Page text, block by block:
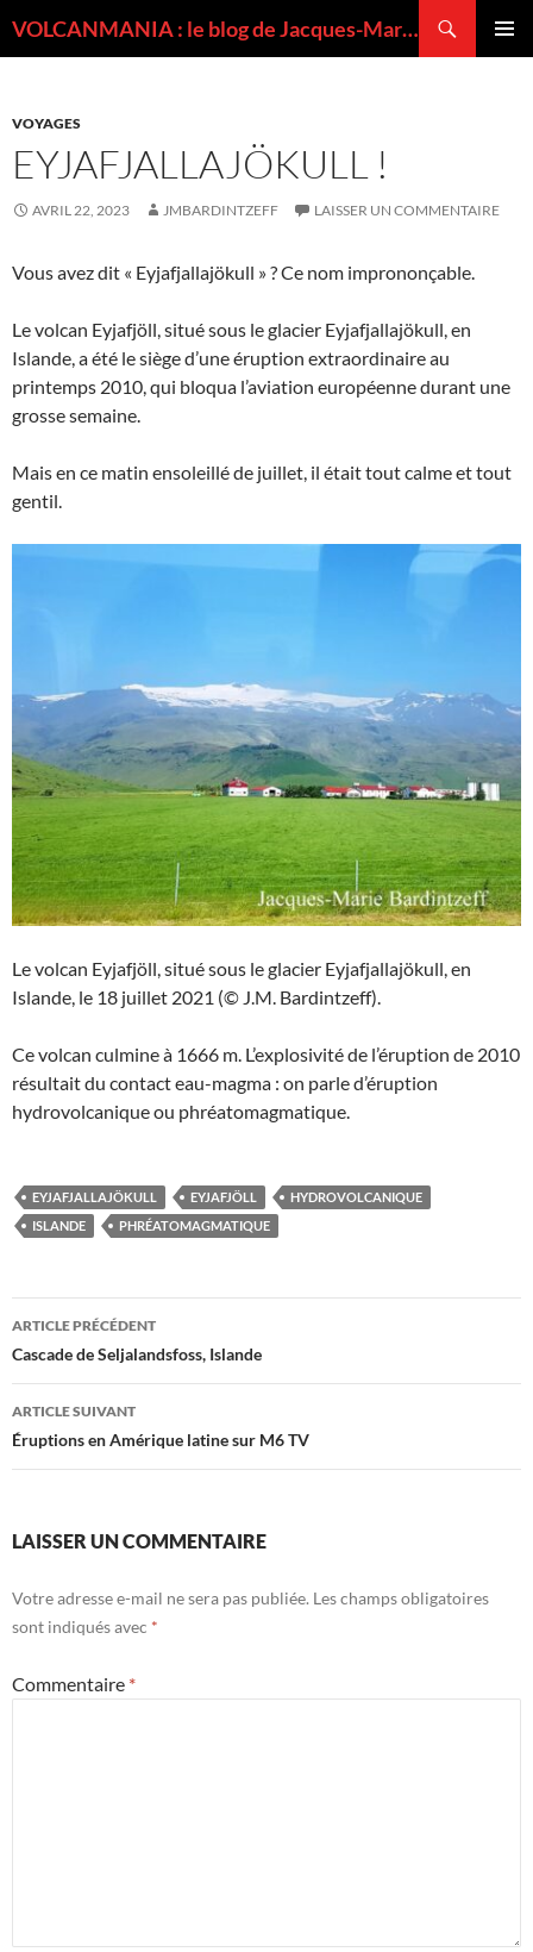
VOLCANMANIA : le blog de Jacques-Marie BARDINTZEFF, volcanologue
VOYAGES
EYJAFJALLAJÖKULL !
AVRIL 22, 2023 JMBARDINTZEFF LAISSER UN COMMENTAIRE
Vous avez dit « Eyjafjallajökull » ? Ce nom imprononçable.
Le volcan Eyjafjöll, situé sous le glacier Eyjafjallajökull, en
Islande, a été le siège d’une éruption extraordinaire au
printemps 2010, qui bloqua l’aviation européenne durant une
grosse semaine.
Mais en ce matin ensoleillé de juillet, il était tout calme et tout
gentil.
Le volcan Eyjafjöll, situé sous le glacier Eyjafjallajökull, en
Islande, le 18 juillet 2021 (© J.M. Bardintzeff).
Ce volcan culmine à 1666 m. L’explosivité de l’éruption de 2010
résultait du contact eau-magma : on parle d’éruption
hydrovolcanique ou phréatomagmatique.
EYJAFJALLAJÖKULL EYJAFJÖLL
HYDROVOLCANIQUE
ISLANDE
PHRÉATOMAGMATIQUE
Navigation
des
articles
ARTICLE PRÉCÉDENT
Cascade de Seljalandsfoss, Islande
ARTICLE SUIVANT
Éruptions en Amérique latine sur M6 TV
LAISSER UN COMMENTAIRE
Votre adresse e-mail ne sera pas publiée. Les champs obligatoires
sont indiqués avec *
Commentaire *